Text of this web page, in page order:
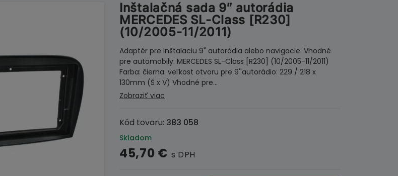
Inštalačná sada 9″ autorádia
MERCEDES SL-Class [R230]
(10/2005-11/2011)
Adaptér pre inštalaciu 9" autorádia alebo navigacie. Vhodné
pre automobily: MERCEDES SL-Class [R230] (10/2005-11/2011)
Farba: čierna. veľkost otvoru pre 9''autorádio: 229 / 218 x
130mm (Š x V) Vhodné pre…
Zobraziť viac
Kód tovaru: 383 058
Skladom
45,70 € s DPH